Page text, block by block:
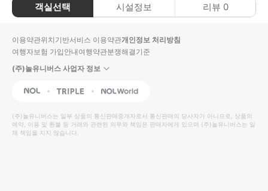
객실선택 시설정보 리뷰 0
이용약관위치기반서비스 이용약관개인정보 처리방침
여행자보험 가입안내여행약관분쟁해결기준
(주)놀유니버스 사업자 정보
NOL Triple Interpark Global
(주)놀유니버스는 일부 상품의 통신판매중개자로서 통신판매의 당사자가 아니므로, 상품의
예약, 이용 및 환불 등 거래와 관련된 의무와 책임은 판매자에게 있으며 (주)놀유니버스는 일
체 책임을 지지 않습니다.